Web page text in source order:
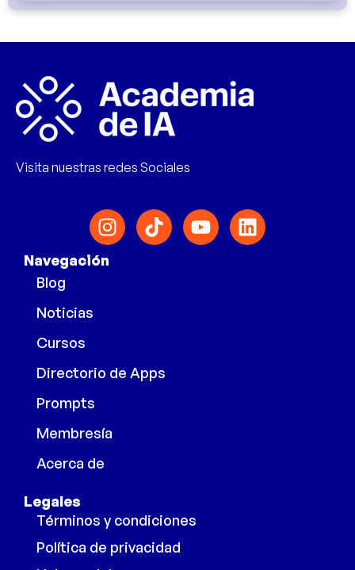
Visita nuestras redes Sociales
Navegación
Blog
Noticias
Cursos
Directorio de Apps
Prompts
Membresía
Acerca de
Legales
Términos y condiciones
Política de privacidad